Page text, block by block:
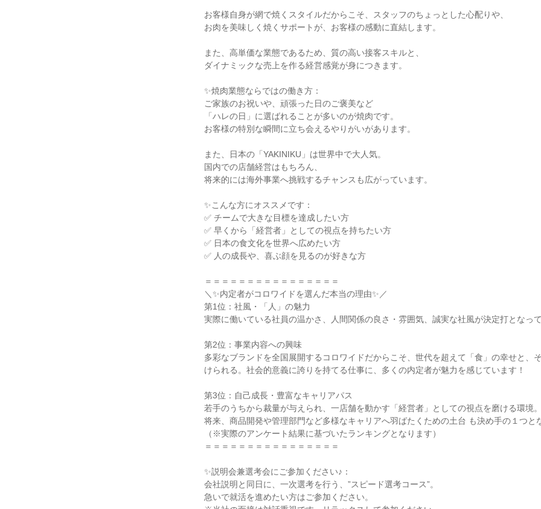
お客様自身が網で焼くスタイルだからこそ、スタッフのちょっとした心配りや、
お肉を美味しく焼くサポートが、お客様の感動に直結します。
また、高単価な業態であるため、質の高い接客スキルと、
ダイナミックな売上を作る経営感覚が身につきます。
✨焼肉業態ならではの働き方：
ご家族のお祝いや、頑張った日のご褒美など
「ハレの日」に選ばれることが多いのが焼肉です。
お客様の特別な瞬間に立ち会えるやりがいがあります。
また、日本の「YAKINIKU」は世界中で大人気。
国内での店舗経営はもちろん、
将来的には海外事業へ挑戦するチャンスも広がっています。
✨こんな方にオススメです：
✅ チームで大きな目標を達成したい方
✅ 早くから「経営者」としての視点を持ちたい方
✅ 日本の食文化を世界へ広めたい方
✅ 人の成長や、喜ぶ顔を見るのが好きな方
＝＝＝＝＝＝＝＝＝＝＝＝＝＝＝＝
＼✨内定者がコロワイドを選んだ本当の理由✨／
第1位：社風・「人」の魅力
実際に働いている社員の温かさ、人間関係の良さ・雰囲気、誠実な社風が決定打となっ
第2位：事業内容への興味
多彩なブランドを全国展開するコロワイドだからこそ、世代を超えて「食」の幸せと、
けられる。社会的意義に誇りを持てる仕事に、多くの内定者が魅力を感じています！
第3位：自己成長・豊富なキャリアパス
若手のうちから裁量が与えられ、一店舗を動かす「経営者」としての視点を磨ける環境。
将来、商品開発や管理部門など多様なキャリアへ羽ばたくための土台 も決め手の１つと
（※実際のアンケート結果に基づいたランキングとなります）
＝＝＝＝＝＝＝＝＝＝＝＝＝＝＝＝
✨説明会兼選考会にご参加ください♪：
会社説明と同日に、一次選考を行う、”スピード選考コース”。
急いで就活を進めたい方はご参加ください。